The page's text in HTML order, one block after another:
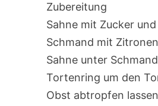
Zubereitung
Sahne mit Zucker
Schmand mit
Sahne unter
Tortenring um den
Obst abtropfen